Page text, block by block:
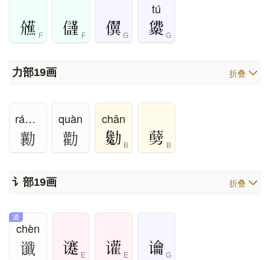
F F G
tú
G
力部19画 折叠
ráng、xiāng
勷
quàn
勸
chān
B B
讠部19画 折叠
chèn
通
谶 E E G